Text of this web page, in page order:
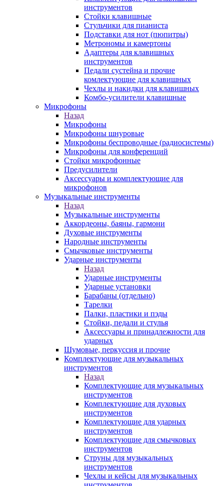
инструментов
Стойки клавишные
Стульчики для пианиста
Подставки для нот (пюпитры)
Метрономы и камертоны
Адаптеры для клавишных
инструментов
Педали сустейна и прочие
комлектующие для клавишных
Чехлы и накидки для клавишных
Комбо-усилители клавишные
Микрофоны
Назад
Микрофоны
Микрофоны шнуровые
Микрофоны беспроводные (радиосистемы)
Микрофоны для конференций
Стойки микрофонные
Предусилители
Аксессуары и комплектующие для
микрофонов
Музыкальные инструменты
Назад
Музыкальные инструменты
Аккордеоны, баяны, гармони
Духовые инструменты
Народные инструменты
Смычковые инструменты
Ударные инструменты
Назад
Ударные инструменты
Ударные установки
Барабаны (отдельно)
Тарелки
Палки, пластики и пэды
Стойки, педали и стулья
Аксессуары и принадлежности для
ударных
Шумовые, перкуссия и прочие
Комплектующие для музыкальных
инструментов
Назад
Комплектующие для музыкальных
инструментов
Комплектующие для духовых
инструментов
Комплектующие для ударных
инструментов
Комплектующие для смычковых
инструментов
Струны для музыкальных
инструментов
Чехлы и кейсы для музыкальных